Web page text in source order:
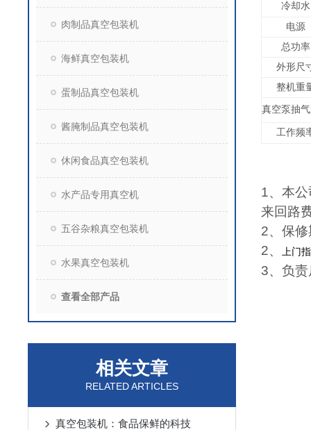
肉制品真空包装机
海鲜真空包装机
蛋制品真空包装机
酱腌制品真空包装机
休闲食品真空包装机
水产品专用真空机
五谷杂粮真空包装机
水果真空包装机
查看全部产品
相关文章
RELATED ARTICLES
真空包装机：食品保鲜的科技
冷却水
电源
总功率
外形尺
整机重
真空泵抽
工作频
1、本
来回路
2、保
2、 上门
3、负